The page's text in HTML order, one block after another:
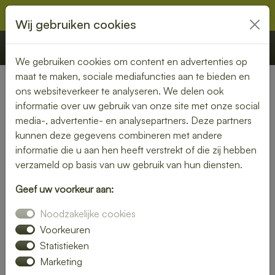
€ 0,00 Offerte Bestellen
Nederland» Witte Paarden
Heerlijke lunch bezorgen in
Witte Paarden – snel, vers en
gemakkelijk
je lunch bezorgen in Witte Paarden en kies uit een
gevarieerd menu van verse broodjes, gezonde salades en
warme maaltijden. Ideaal voor thuis of op kantoor.
Onze gerechten worden met liefde bereid en snel geleverd,
Wij gebruiken cookies
We gebruiken cookies om content en advertenties op
maat te maken, sociale mediafuncties aan te bieden en
ons websiteverkeer te analyseren. We delen ook
informatie over uw gebruik van onze site met onze social
media-, advertentie- en analysepartners. Deze partners
kunnen deze gegevens combineren met andere
informatie die u aan hen heeft verstrekt of die zij hebben
verzameld op basis van uw gebruik van hun diensten.
Geef uw voorkeur aan:
Noodzakelijke cookies
Voorkeuren
Statistieken
Marketing